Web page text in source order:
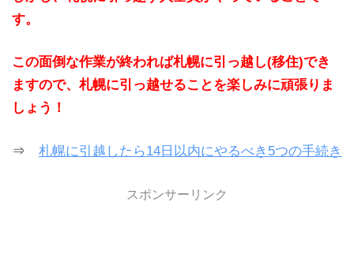
す。
この面倒な作業が終われば札幌に引っ越し(移住)でき
ますので、札幌に引っ越せることを楽しみに頑張りま
しょう！
⇒ 札幌に引越したら14日以内にやるべき5つの手続き
スポンサーリンク